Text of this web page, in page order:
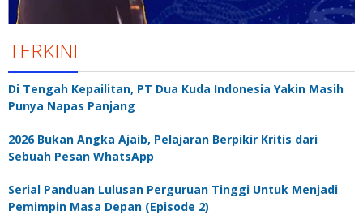
TERKINI
Di Tengah Kepailitan, PT Dua Kuda Indonesia Yakin Masih
Punya Napas Panjang
2026 Bukan Angka Ajaib, Pelajaran Berpikir Kritis dari
Sebuah Pesan WhatsApp
Serial Panduan Lulusan Perguruan Tinggi Untuk Menjadi
Pemimpin Masa Depan (Episode 2)